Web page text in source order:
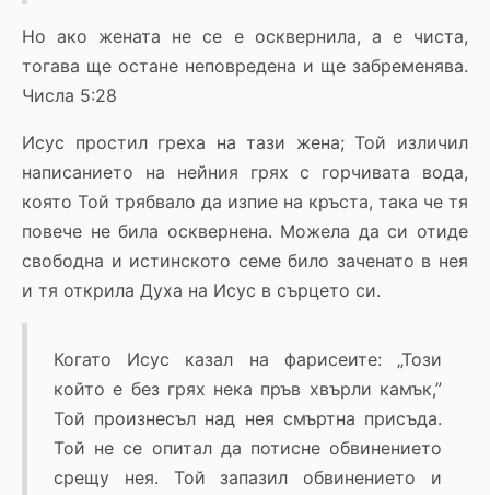
Но ако жената не се е осквернила, а е чиста,
тогава ще остане неповредена и ще забременява.
Числа 5:28
Исус простил греха на тази жена; Той изличил
написанието на нейния грях с горчивата вода,
която Той трябвало да изпие на кръста, така че тя
повече не била осквернена. Можела да си отиде
свободна и истинското семе било заченато в нея
и тя открила Духа на Исус в сърцето си.
Когато Исус казал на фарисеите: „Този
който е без грях нека пръв хвърли камък,”
Той произнесъл над нея смъртна присъда.
Той не се опитал да потисне обвинението
срещу нея. Той запазил обвинението и